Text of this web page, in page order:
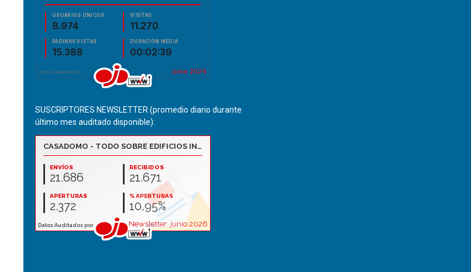
SUSCRIPTORES NEWSLETTER (promedio diario durante
último mes auditado disponible):